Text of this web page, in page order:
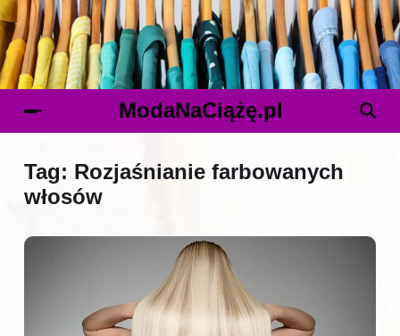
ModaNaCiążę.pl
Tag: Rozjaśnianie farbowanych
włosów